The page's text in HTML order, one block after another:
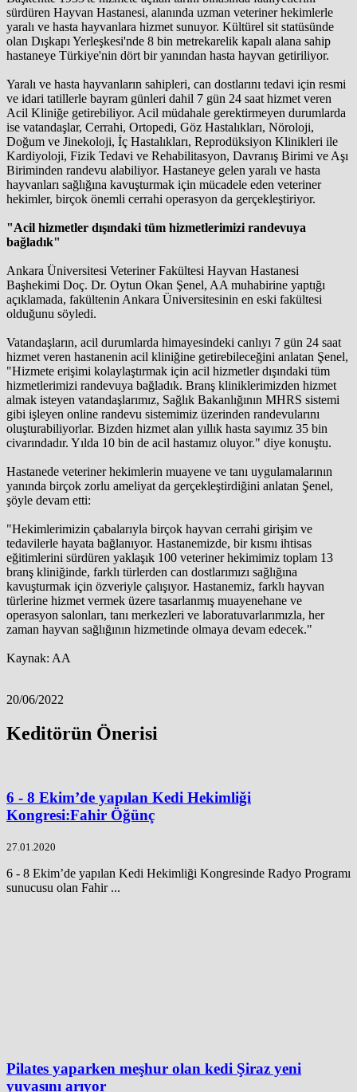
sürdüren Hayvan Hastanesi, alanında uzman veteriner hekimlerle
yaralı ve hasta hayvanlara hizmet sunuyor. Kültürel sit statüsünde
olan Dışkapı Yerleşkesi'nde 8 bin metrekarelik kapalı alana sahip
hastaneye Türkiye'nin dört bir yanından hasta hayvan getiriliyor.
Yaralı ve hasta hayvanların sahipleri, can dostlarını tedavi için resmi
ve idari tatillerle bayram günleri dahil 7 gün 24 saat hizmet veren
Acil Kliniğe getirebiliyor. Acil müdahale gerektirmeyen durumlarda
ise vatandaşlar, Cerrahi, Ortopedi, Göz Hastalıkları, Nöroloji,
Doğum ve Jinekoloji, İç Hastalıkları, Reprodüksiyon Klinikleri ile
Kardiyoloji, Fizik Tedavi ve Rehabilitasyon, Davranış Birimi ve Aşı
Biriminden randevu alabiliyor. Hastaneye gelen yaralı ve hasta
hayvanları sağlığına kavuşturmak için mücadele eden veteriner
hekimler, birçok önemli cerrahi operasyon da gerçekleştiriyor.
"Acil hizmetler dışındaki tüm hizmetlerimizi randevuya
bağladık"
Ankara Üniversitesi Veteriner Fakültesi Hayvan Hastanesi
Başhekimi Doç. Dr. Oytun Okan Şenel, AA muhabirine yaptığı
açıklamada, fakültenin Ankara Üniversitesinin en eski fakültesi
olduğunu söyledi.
Vatandaşların, acil durumlarda himayesindeki canlıyı 7 gün 24 saat
hizmet veren hastanenin acil kliniğine getirebileceğini anlatan Şenel,
"Hizmete erişimi kolaylaştırmak için acil hizmetler dışındaki tüm
hizmetlerimizi randevuya bağladık. Branş kliniklerimizden hizmet
almak isteyen vatandaşlarımız, Sağlık Bakanlığının MHRS sistemi
gibi işleyen online randevu sistemimiz üzerinden randevularını
oluşturabiliyorlar. Bizden hizmet alan yıllık hasta sayımız 35 bin
civarındadır. Yılda 10 bin de acil hastamız oluyor." diye konuştu.
Hastanede veteriner hekimlerin muayene ve tanı uygulamalarının
yanında birçok zorlu ameliyat da gerçekleştirdiğini anlatan Şenel,
şöyle devam etti:
"Hekimlerimizin çabalarıyla birçok hayvan cerrahi girişim ve
tedavilerle hayata bağlanıyor. Hastanemizde, bir kısmı ihtisas
eğitimlerini sürdüren yaklaşık 100 veteriner hekimimiz toplam 13
branş kliniğinde, farklı türlerden can dostlarımızı sağlığına
kavuşturmak için özveriyle çalışıyor. Hastanemiz, farklı hayvan
türlerine hizmet vermek üzere tasarlanmış muayenehane ve
operasyon salonları, tanı merkezleri ve laboratuvarlarımızla, her
zaman hayvan sağlığının hizmetinde olmaya devam edecek."
Kaynak: AA
20/06/2022
Keditörün Önerisi
6 - 8 Ekim’de yapılan Kedi Hekimliği
Kongresi:Fahir Öğünç
27.01.2020
6 - 8 Ekim’de yapılan Kedi Hekimliği Kongresinde Radyo Programı
sunucusu olan Fahir ...
Pilates yaparken meşhur olan kedi Şiraz yeni
yuvasını arıyor